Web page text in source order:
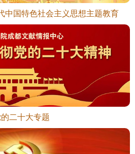
中国特色社会主义思想主题教育
二十大专题